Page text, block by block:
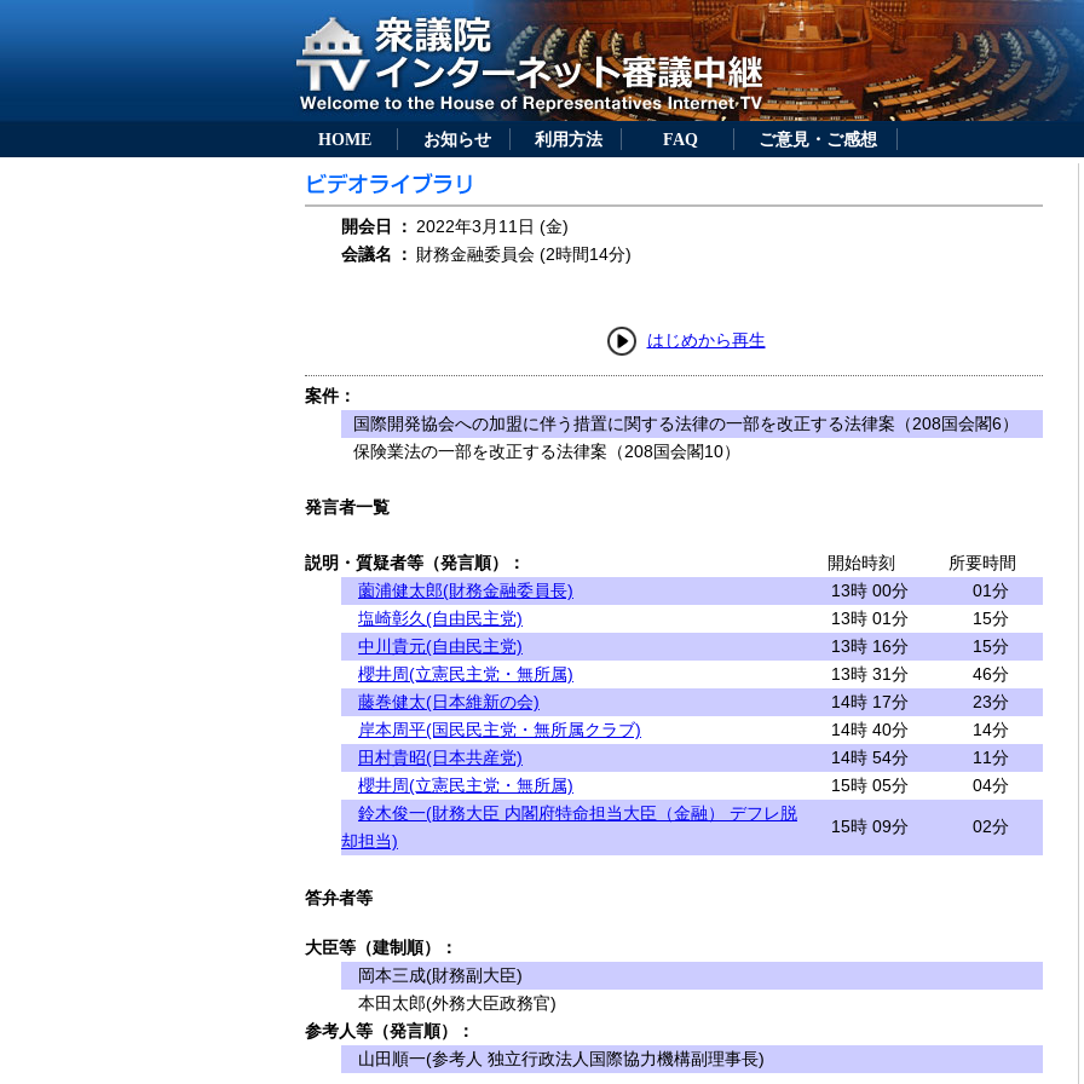
HOME お知らせ 利用方法 FAQ ご意見・ご感想
開会日 ： 2022年3月11日 (金)
会議名
： 財務金融委員会 (2時間14分)
はじめから再生
案件：
国際開発協会への加盟に伴う措置に関する法律の一部を改正する法律案（208国会閣6）
保険業法の一部を改正する法律案（208国会閣10）
発言者一覧
説明・質疑者等（発言順）： 開始時刻
所要時間
薗浦健太郎(財務金融委員長)
13時 00分
01分
塩崎彰久(自由民主党)
13時 01分
15分
中川貴元(自由民主党)
13時 16分
15分
櫻井周(立憲民主党・無所属)
13時 31分
46分
藤巻健太(日本維新の会)
14時 17分
23分
岸本周平(国民民主党・無所属クラブ)
14時 40分
14分
田村貴昭(日本共産党)
14時 54分
11分
櫻井周(立憲民主党・無所属)
15時 05分
04分
鈴木俊一(財務大臣 内閣府特命担当大臣（金融） デフレ脱
却担当)
15時 09分 02分
答弁者等
大臣等（建制順）：
岡本三成(財務副大臣)
本田太郎(外務大臣政務官)
参考人等（発言順）：
山田順一(参考人 独立行政法人国際協力機構副理事長)